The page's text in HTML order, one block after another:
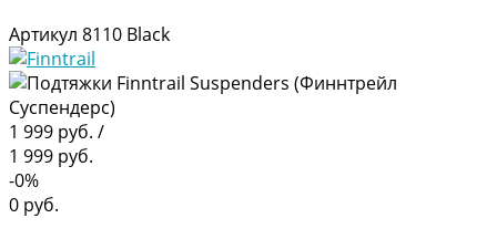
Артикул 8110 Black
1 999 руб. /
1 999 руб.
-0%
0 руб.